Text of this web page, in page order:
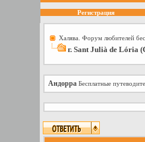
Регистрация
Халява. Форум любителей
г. Sant Julià de Lória
Андорра Бесплатные